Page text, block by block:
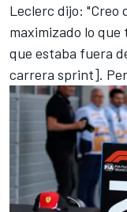
Leclerc dijo: "Creo
maximizado lo que
que estaba fuera
carrera sprint].